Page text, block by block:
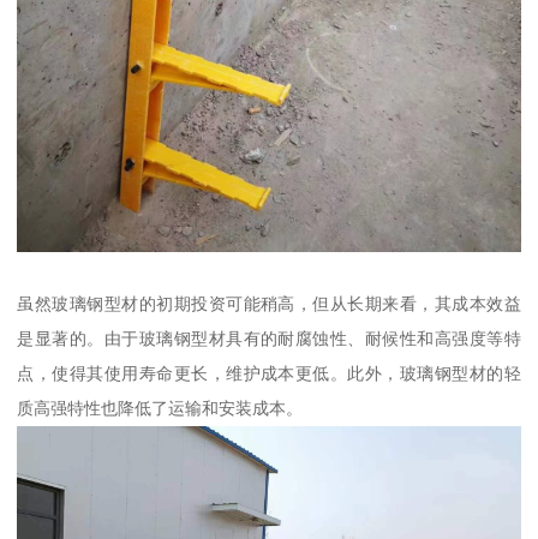
虽然玻璃钢型材的初期投资可能稍高，但从长期来看，其成本效益
是显著的。由于玻璃钢型材具有的耐腐蚀性、耐候性和高强度等特
点，使得其使用寿命更长，维护成本更低。此外，玻璃钢型材的轻
质高强特性也降低了运输和安装成本。